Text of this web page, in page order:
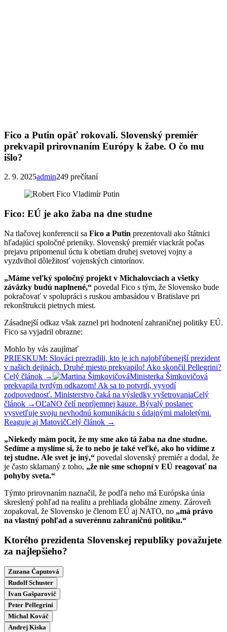
Fico a Putin opäť rokovali. Slovenský premiér
prekvapil prirovnaním Európy k žabe. O čo mu
išlo?
2. 9. 2025admin249 prečítaní
Fico: EÚ je ako žaba na dne studne
Na tlačovej konferencii sa Fico a Putin prezentovali ako štátnici
hľadajúci spoločné prieniky. Slovenský premiér viackrát počas
prejavu pripomenul úctu k obetiam druhej svetovej vojny a
vyzdvihol dôležitosť vojenských cintorínov.
„Máme veľký spoločný projekt v Michalovciach a všetky
záväzky budú naplnené,“ povedal Fico s tým, že Slovensko bude
pokračovať v spolupráci s ruskou ambasádou v Bratislave pri
rekonštrukcii pietnych miest.
Zásadnejší odkaz však zaznel pri hodnotení zahraničnej politiky EÚ.
Fico sa vyjadril obrazne:
Mohlo by vás zaujímať
PRIESKUM: Slováci prezradili, kto je ich najobľúbenejší prezident
v našich dejinách. Druhé miesto prekvapilo! Ako skončil Pellegrini?
Celý článok →
Ministerka Šimkovičová
prekvapila tvrdým odkazom! Ak sa to potvrdí, vyvodí
zodpovednosť. Ministerstvo čaká na výsledky vyšetrovaniaCelý
článok →OĽaNO čelí nepríjemnej kauze. Bývalý poslanec
vysvetľuje svoju nevhodnú komunikáciu s údajnými maloletými.
Reaguje aj MatovičCelý článok →
„Niekedy mám pocit, že my sme ako tá žaba na dne studne.
Sedíme a myslíme si, že to nebo je také veľké, ako ho vidíme z
tej studne. Ale svet je iný,“ povedal slovenský premiér a dodal, že
je často sklamaný z toho, „že nie sme schopní v EÚ reagovať na
pohyby sveta.“
Týmto prirovnaním naznačil, že podľa neho má Európska únia
skreslený pohľad na realitu a prehliada globálne zmeny. Zároveň
zopakoval, že Slovensko je členom EÚ aj NATO, no „má právo
na vlastný pohľad a suverénnu zahraničnú politiku.“
Ktorého prezidenta Slovenskej republiky považujete
za najlepšieho?
Zuzana Čaputová
Rudolf Schuster
Ivan Gašparovič
Peter Pellegrini
Michal Kováč
Andrej Kiska